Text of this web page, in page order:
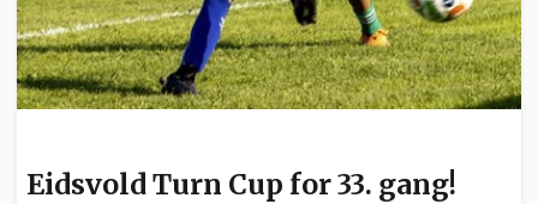
Eidsvold Turn Cup for 33. gang!